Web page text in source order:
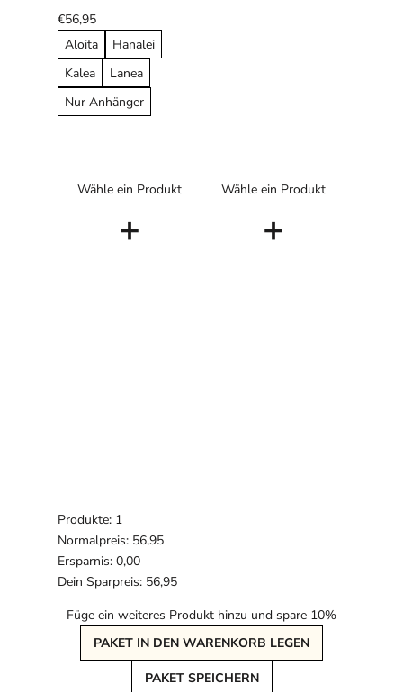
€56,95
Aloita
Hanalei
Kalea
Lanea
Nur Anhänger
Wähle ein Produkt
+
Wähle ein Produkt
+
Produkte: 1
Normalpreis: 56,95
Ersparnis: 0,00
Dein Sparpreis: 56,95
Füge ein weiteres Produkt hinzu und spare 10%
PAKET IN DEN WARENKORB LEGEN
PAKET SPEICHERN